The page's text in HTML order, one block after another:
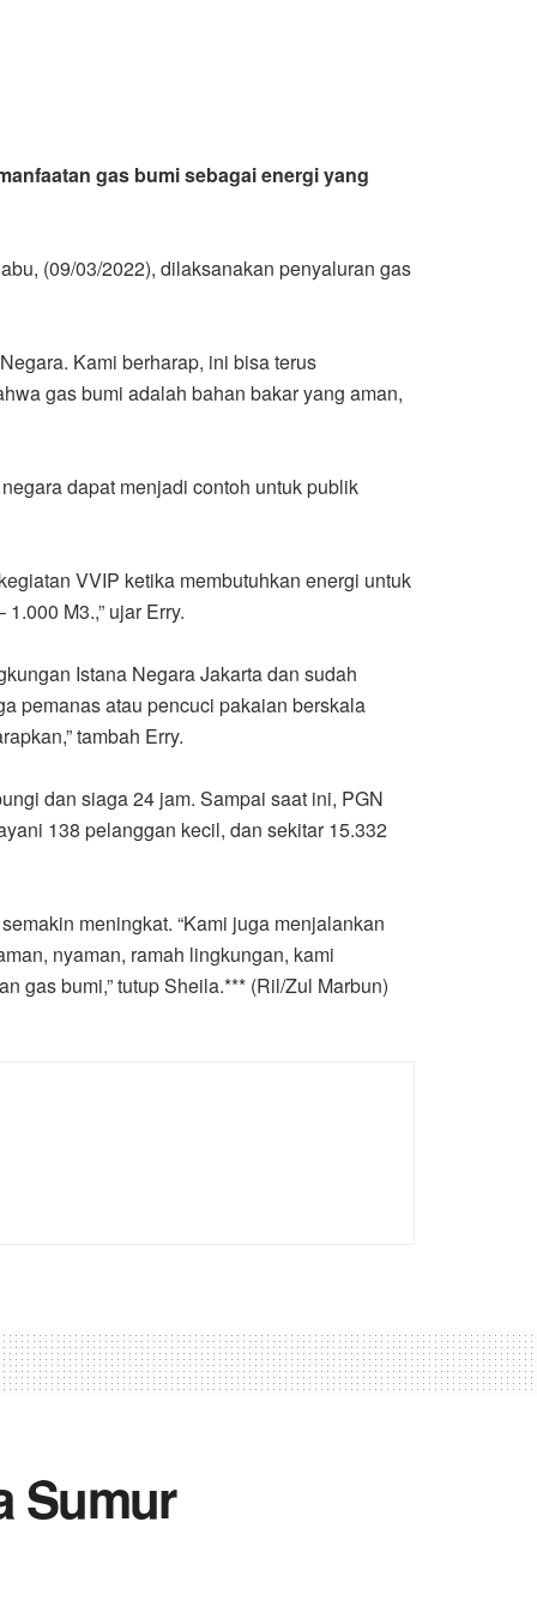
gas bumi sebagai energi yang
(09/03/2022), dilaksanakan penyaluran gas
Kami berharap, ini bisa terus
gas bumi adalah bahan bakar yang aman,
dapat menjadi contoh untuk publik
VVIP ketika membutuhkan energi untuk
M3.,” ujar Erry.
Istana Negara Jakarta dan sudah
pemanas atau pencuci pakaian berskala
tambah Erry.
dan siaga 24 jam. Sampai saat ini, PGN
138 pelanggan kecil, dan sekitar 15.332
meningkat. “Kami juga menjalankan
nyaman, ramah lingkungan, kami
gas bumi,” tutup Sheila.*** (Ril/Zul Marbun)
Sumur